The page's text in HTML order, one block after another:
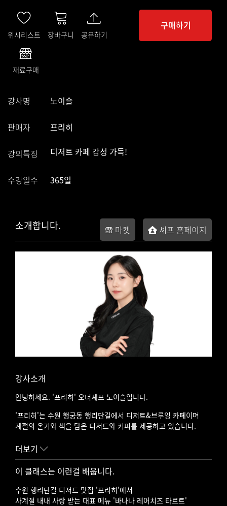
위시리스트 장바구니 공유하기
재료구매
구매하기
강사명 노이슬
판매자 프리히
강의특징 디저트 카페 감성 가득!
수강일수 365일
소개합니다. 마켓 셰프 홈페이지
강사소개
안녕하세요. '프리히' 오너셰프 노이슬입니다.
'프리히'는 수원 행궁동 행리단길에서 디저트&브루잉 카페이며
계절의 온기와 색을 담은 디저트와 커피를 제공하고 있습니다.
프리히는 봄에는 싱그러운 생기를, 여름에는 청량한 기운을
가을에는 깊고 풍부한 풍미를, 겨울에는 포근한 온기를
각 계절을 느낄 수 있는 디저트를 선보이며, 특별한 경험을 제공하
겠습니다.
프리히 클래스에서는 계절의 한 조각을 담아낸 특별한 레시피를 소
개합니다.
더보기
이 클래스는 이런걸 배웁니다.
수원 행리단길 디저트 맛집 '프리히'에서
사계절 내내 사랑 받는 대표 메뉴 '바나나 레어치즈 타르트'